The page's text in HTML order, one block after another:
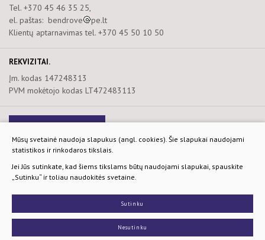
Tel. +370 45 46 35 25,
el. paštas: bendrove
pe.lt
Klientų aptarnavimas tel. +370 45 50 10 50
REKVIZITAI.
Įm. kodas 147248313
PVM mokėtojo kodas LT472483113
Privatumo ir slapukų politika
© 2026. Visos teisės saugomos.
Slapukų parinktys
Mūsų svetainė naudoja slapukus (angl. cookies). Šie slapukai naudojami
statistikos ir rinkodaros tikslais.
Jei Jūs sutinkate, kad šiems tikslams būtų naudojami slapukai, spauskite
„Sutinku“ ir toliau naudokitės svetaine.
Sutinku
Nesutinku